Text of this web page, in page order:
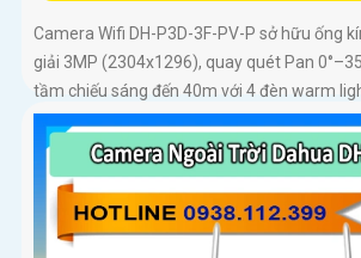
Camera Wifi DH-P3D-3F-PV-P sở hữu ống
giải 3MP (2304x1296), quay quét Pan
tầm chiếu sáng đến 40m với 4 đèn warm
camera này còn đạt chuẩn chống nước
đa 256GB, kết nối Wi-Fi 2